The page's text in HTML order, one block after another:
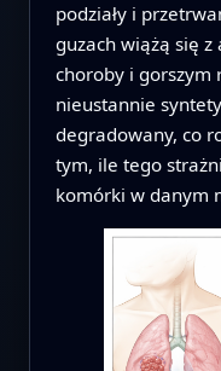
podziały i
guzach wiążą się
choroby i gorszym
nieustannie
degradowany, co
tym, ile tego
komórki w danym